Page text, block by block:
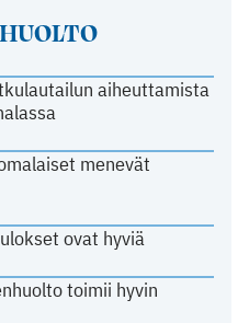
aiheuttamista
menevät
ovat hyviä
toimii hyvin